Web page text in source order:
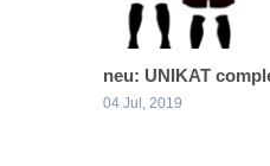
neu: UNIKAT
04 Jul, 2019